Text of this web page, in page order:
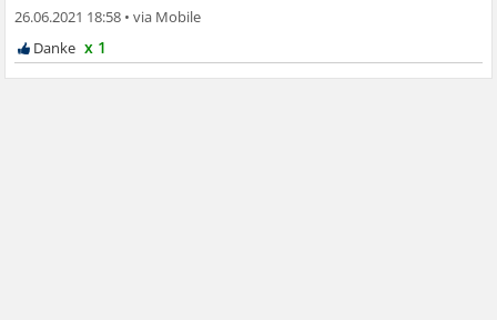
26.06.2021 18:58 •
x 1